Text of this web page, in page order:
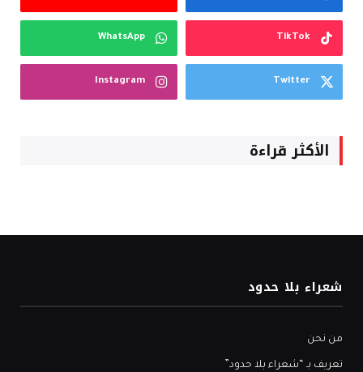
TikTok
WhatsApp
Twitter
Instagram
الأكثر قراءة
شعراء بلا حدود
من نحن
تعريف بـ “شعراء بلا حدود”